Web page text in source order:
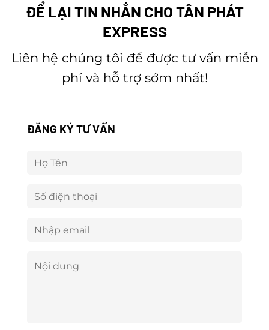
ĐỂ LẠI TIN NHẮN CHO TÂN PHÁT
EXPRESS
Liên hệ chúng tôi để được tư vấn miễn
phí và hỗ trợ sớm nhất!
ĐĂNG KÝ TƯ VẤN